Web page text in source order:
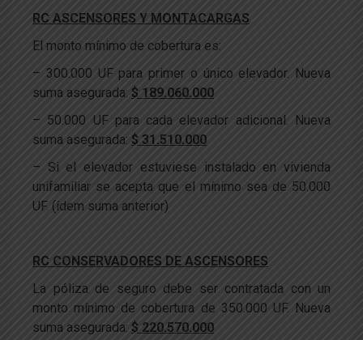
RC ASCENSORES Y MONTACARGAS
El monto mínimo de cobertura es:
– 300.000 UF para primer o único elevador. Nueva
suma asegurada: $ 189.060.000
– 50.000 UF para cada elevador adicional. Nueva
suma asegurada: $ 31.510.000
– Si el elevador estuviese instalado en vivienda
unifamiliar se acepta que el mínimo sea de 50.000
UF. (ídem suma anterior)
RC CONSERVADORES DE ASCENSORES
La póliza de seguro debe ser contratada con un
monto mínimo de cobertura de 350.000 UF. Nueva
suma asegurada: $ 220.570.000